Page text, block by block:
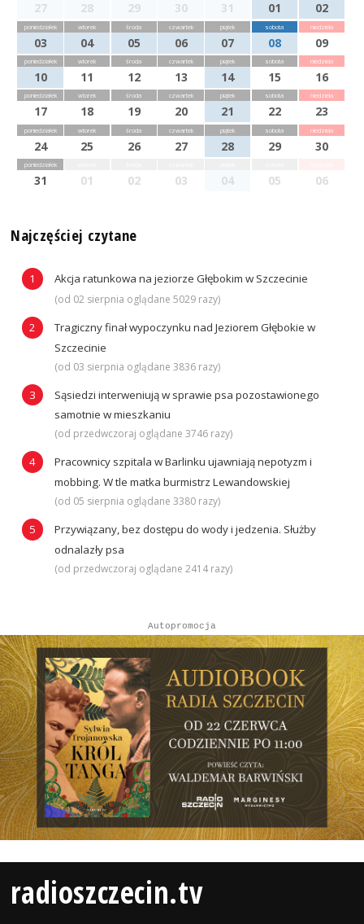
27 28 29 30 31 01 02
poniedziałek
03
wtorek
04
środa
05
czwartek
06
piątek
07
sobota
08
niedziela
09
poniedziałek
10
wtorek
11
środa
12
czwartek
13
piątek
14
sobota
15
niedziela
16
poniedziałek
17
wtorek
18
środa
19
czwartek
20
piątek
21
sobota
22
niedziela
23
poniedziałek
24
wtorek
25
środa
26
czwartek
27
piątek
28
sobota
29
niedziela
30
poniedziałek
31 01 02 03 04 05 06
Najczęściej czytane
Akcja ratunkowa na jeziorze Głębokim w Szczecinie
(od 02 sierpnia oglądane 5029 razy)
Tragiczny finał wypoczynku nad Jeziorem Głębokie w
Szczecinie
(od 03 sierpnia oglądane 3836 razy)
Sąsiedzi interweniują w sprawie psa pozostawionego
samotnie w mieszkaniu
(od przedwczoraj oglądane 3746 razy)
Pracownicy szpitala w Barlinku ujawniają nepotyzm i
mobbing. W tle matka burmistrz Lewandowskiej
(od 05 sierpnia oglądane 3380 razy)
Przywiązany, bez dostępu do wody i jedzenia. Służby
odnalazły psa
(od przedwczoraj oglądane 2414 razy)
Autopromocja
radioszczecin.tv